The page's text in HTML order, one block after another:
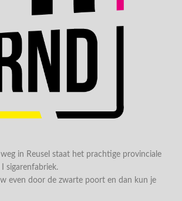
in Reusel staat het prachtige provinciale
sigarenfabriek.
even door de zwarte poort en dan kun je